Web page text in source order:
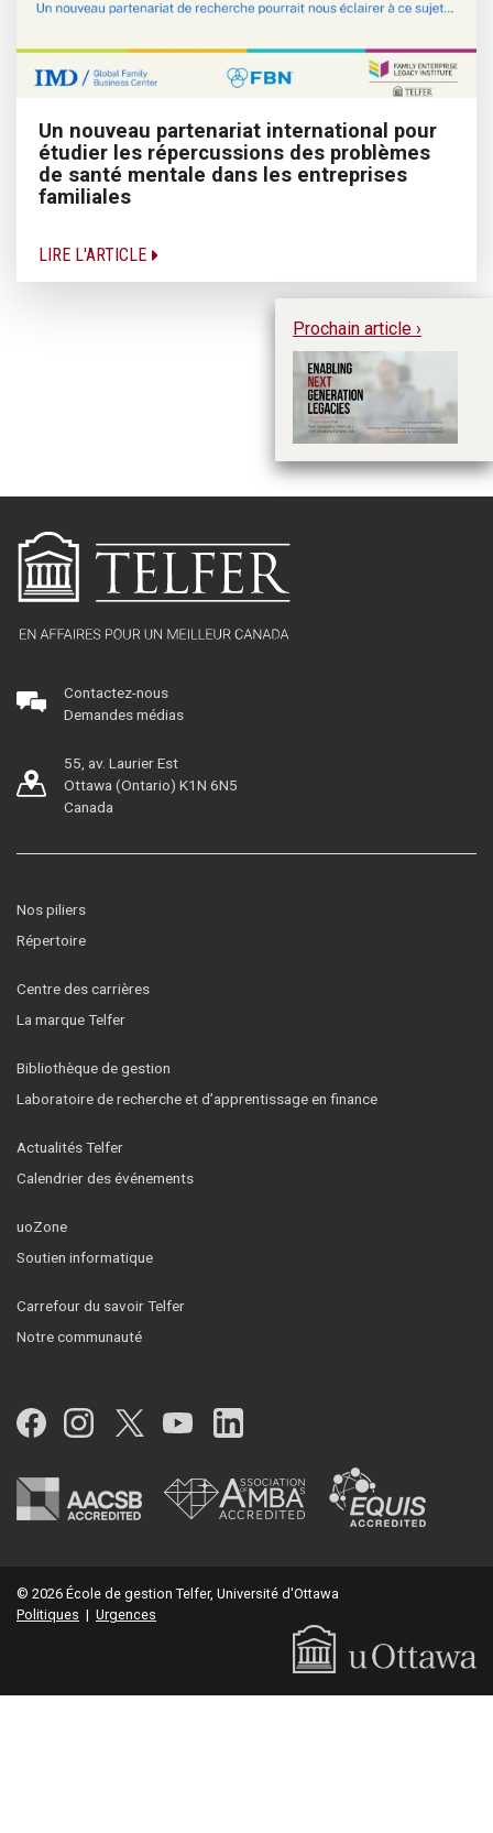
Un nouveau partenariat international pour
étudier les répercussions des problèmes
de santé mentale dans les entreprises
familiales
LIRE L'ARTICLE
Prochain article ›
Contactez-nous
Demandes médias
55, av. Laurier Est
Ottawa (Ontario) K1N 6N5
Canada
Nos piliers
Répertoire
Centre des carrières
La marque Telfer
Bibliothèque de gestion
Laboratoire de recherche et d’apprentissage en finance
Actualités Telfer
Calendrier des événements
uoZone
Soutien informatique
Carrefour du savoir Telfer
Notre communauté
Facebook
Instagram
Twitter
YouTubeLinkedIn
© 2026 École de gestion Telfer, Université d'Ottawa
Politiques | Urgences